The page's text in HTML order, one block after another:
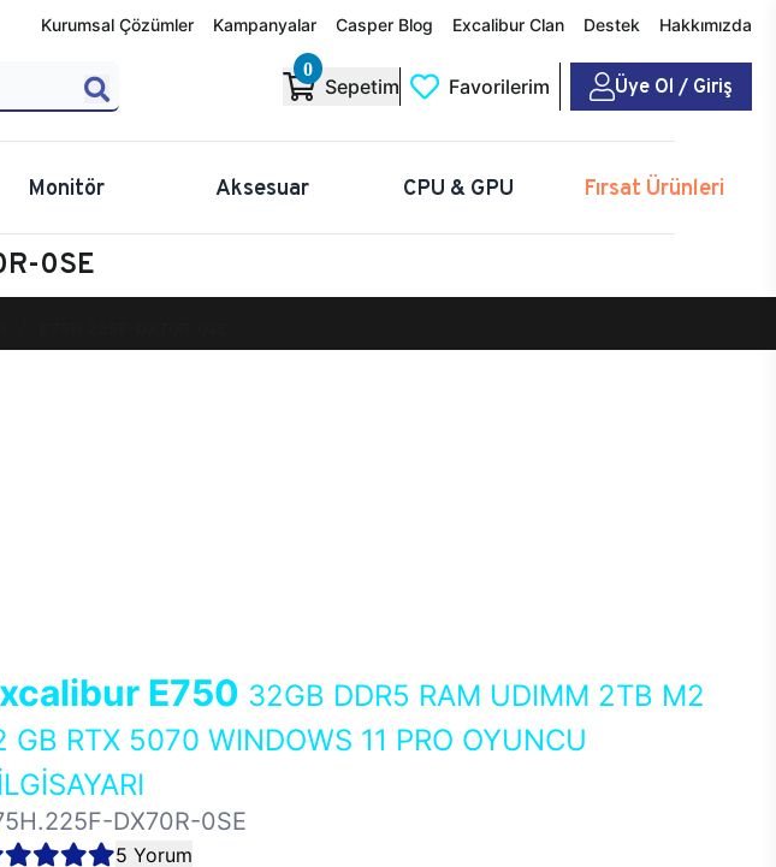
Kurumsal Çözümler Kampanyalar Casper Blog Excalibur Clan Destek Hakkımızda
0
Sepetim Favorilerim Üye Ol / Giriş
Monitör Aksesuar CPU & GPU Fırsat Ürünleri
0SE
E750 32GB DDR5 RAM UDIMM 2TB M2
GB RTX 5070 WINDOWS 11 PRO OYUNCU
DX70R-0SE
5 Yorum